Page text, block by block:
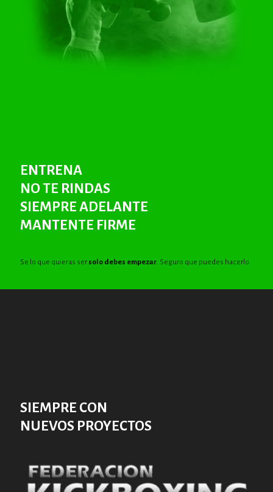
ENTRENA
NO TE RINDAS
SIEMPRE ADELANTE
MANTENTE FIRME
Se lo que quieras ser solo debes empezar. Seguro que puedes hacerlo.
SIEMPRE CON
NUEVOS PROYECTOS